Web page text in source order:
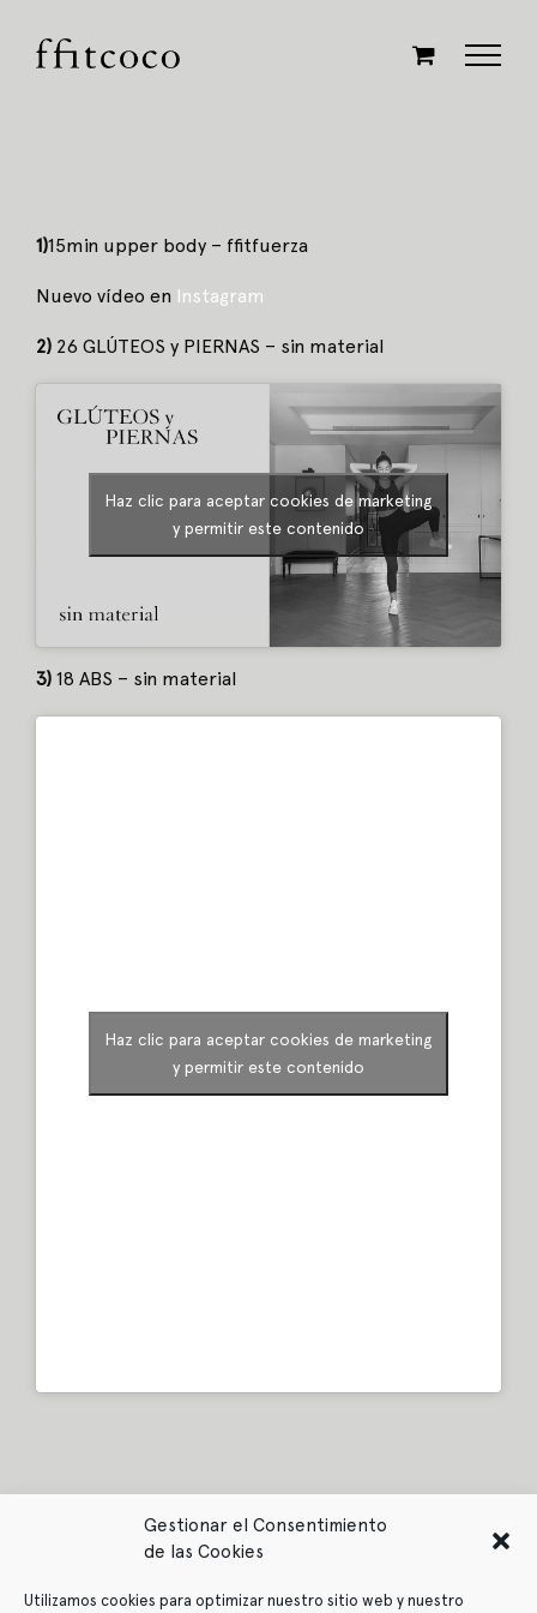
Gestionar el Consentimiento
de las Cookies
Utilizamos cookies para optimizar nuestro sitio web y nuestro
contenido
1)15min upper body – ffitfuerza
Nuevo vídeo en Instagram
2) 26 GLÚTEOS y PIERNAS – sin material
Haz clic para aceptar cookies de marketing
y permitir este contenido
3) 18 ABS – sin material
Haz clic para aceptar cookies de marketing
y permitir este contenido